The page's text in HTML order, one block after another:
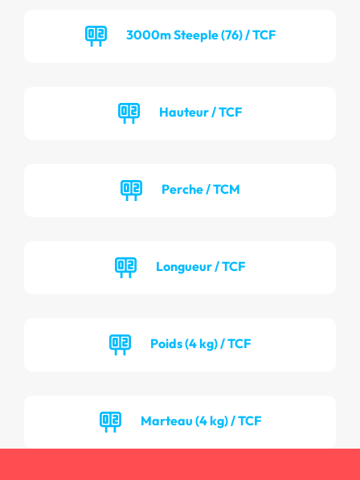
3000m Steeple (76) / TCF
Hauteur / TCF
Perche / TCM
Longueur / TCF
Poids (4 kg) / TCF
Marteau (4 kg) / TCF